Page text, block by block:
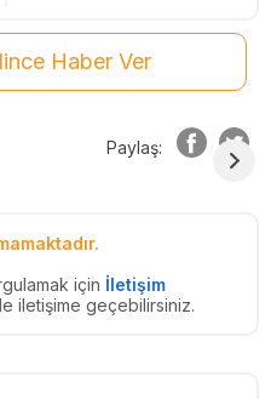
Haber Ver
Paylaş:
için İletişim
iletişime geçebilirsiniz.